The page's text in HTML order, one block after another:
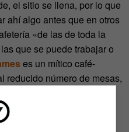
el sitio se llena, por lo que
ahí algo antes que en otros
«de las de toda la
que se puede trabajar o
es un mítico café-
reducido número de mesas,
ratos largos.